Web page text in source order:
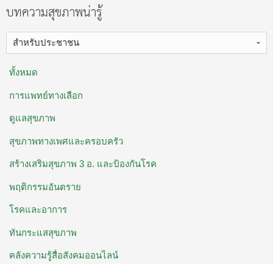
บทความสุขภาพน่ารู้
สำหรับประชาชน
ทั้งหมด
การแพทย์ทางเลือก
ดูแลสุขภาพ
สุขภาพทางเพศและครอบครัว
สร้างเสริมสุขภาพ 3 อ. ​และป้องกันโรค
พฤติกรรมอันตราย
โรคและอาการ
ทันกระแสสุขภาพ
คลังความรู้สื่อสังคมออนไลน์